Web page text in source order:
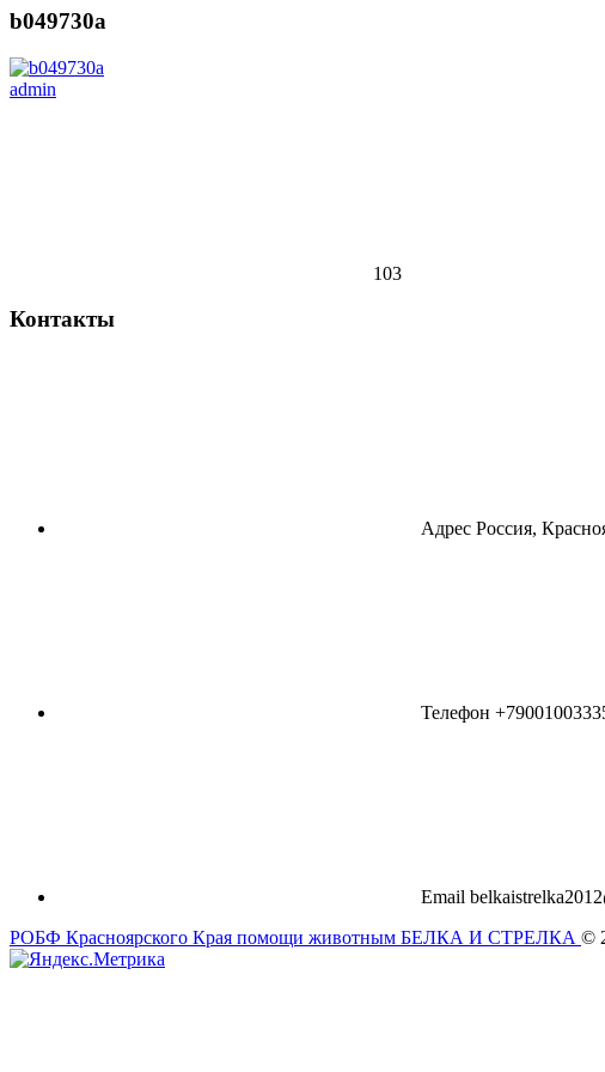
b049730a
admin
103
Контакты
Адрес Россия,
Телефон
Email
РОБФ Красноярского Края помощи животным БЕЛКА И СТРЕЛКА ©